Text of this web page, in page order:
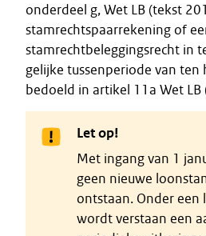
onderdeel g, Wet LB (tekst
stamrechtspaarrekening of
stamrechtbeleggingsrecht in
gelijke tussenperiode van ten
bedoeld in artikel 11a Wet
Let op!
Met ingang van 1
geen nieuwe
ontstaan. Onder een
wordt verstaan een